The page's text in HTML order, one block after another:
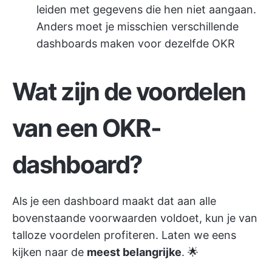
leiden met gegevens die hen niet aangaan.
Anders moet je misschien verschillende
dashboards maken voor dezelfde OKR
Wat zijn de voordelen
van een OKR-
dashboard?
Als je een dashboard maakt dat aan alle
bovenstaande voorwaarden voldoet, kun je van
talloze voordelen profiteren. Laten we eens
kijken naar de meest belangrijke. 🌟